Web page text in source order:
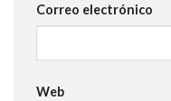
Correo electrónico
Web